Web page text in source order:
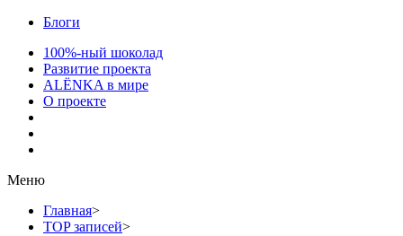
Блоги
100%-ный шоколад
Развитие проекта
ALЁNKA в мире
О проекте
Меню
Главная>
TOP записей>